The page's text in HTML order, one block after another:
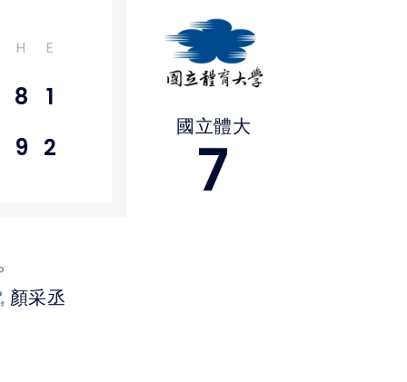
國立體大
7
H E
8
1
9 2
顏采丞